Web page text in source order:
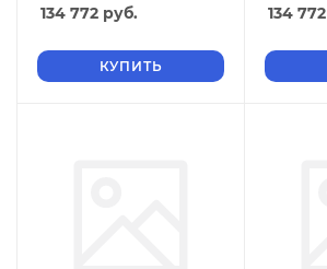
134 772 руб.
КУПИТЬ
134 772